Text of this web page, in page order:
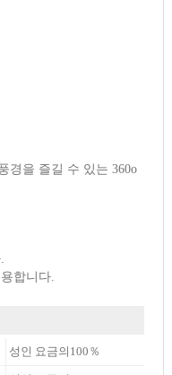
경을 즐길 수 있는 360о
합니다.
성인 요금의100％